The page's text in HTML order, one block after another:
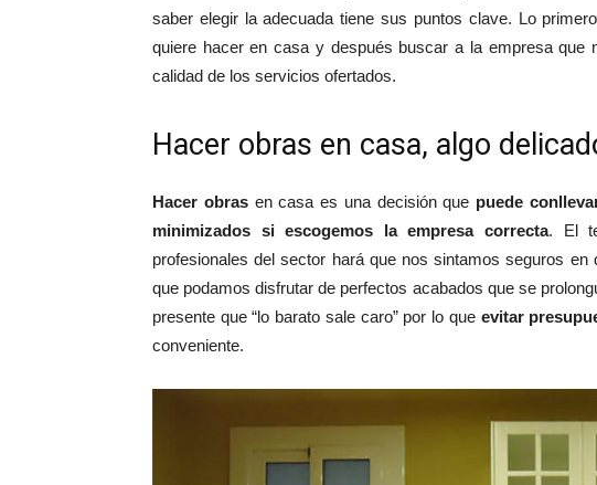
saber elegir la adecuada tiene sus puntos clave. Lo
quiere hacer en casa y después buscar a la empresa que
calidad de los servicios ofertados.
Hacer obras en casa, algo
Hacer obrasen casa es una decisión que puede
minimizados si escogemos la empresa correcta. El
profesionales del sector hará que nos sintamos seguros
que podamos disfrutar de perfectos acabados que se
presente que “lo barato sale caro” por lo que evitar
conveniente.